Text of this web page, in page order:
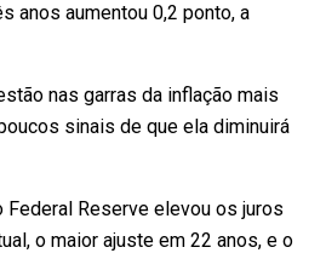
anos aumentou 0,2 ponto, a
nas garras da inflação mais
sinais de que ela diminuirá
Federal Reserve elevou os juros
o maior ajuste em 22 anos, e o